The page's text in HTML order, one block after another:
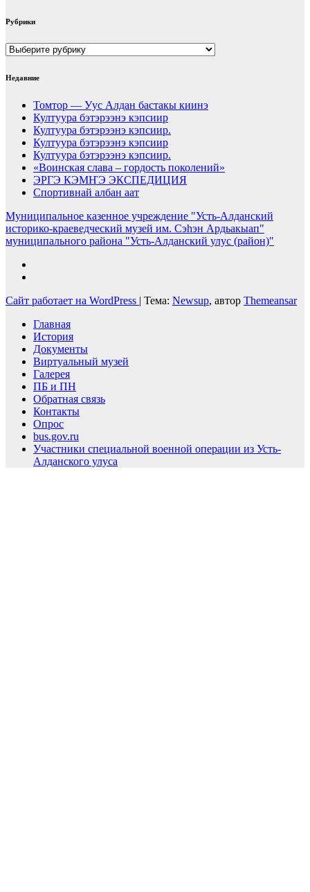
Рубрики
Рубрики
Недавние
Томтор — Уус Алдан бастакы киинэ
Култуура бэтэрээнэ кэпсиир
Култуура бэтэрээнэ кэпсиир.
Култуура бэтэрээнэ кэпсиир
Култуура бэтэрээнэ кэпсиир.
«Воинская слава – гордость поколений»
ЭРГЭ КЭМҤЭ ЭКСПЕДИЦИЯ
Спортивнай албан аат
Муниципальное казенное учреждение "Усть-Алданский
историко-краеведческий музей им. Сэһэн Ардьакыап"
муниципального района "Усть-Алданский улус (район)"
Сайт работает на WordPress | Тема: Newsup, автор Themeansar
Главная
История
Документы
Виртуальный музей
Галерея
ПБ и ПН
Обратная связь
Контакты
Опрос
bus.gov.ru
Участники специальной военной операции из Усть-
Алданского улуса